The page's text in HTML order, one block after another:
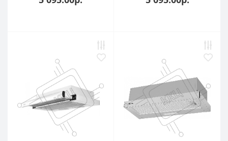
см, 400 куб. м/ч, 55 дБ